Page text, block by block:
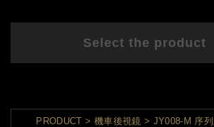
Select the product
PRODUCT 機車後視鏡 JY008-M 序
會員登出
填寫匯款通知